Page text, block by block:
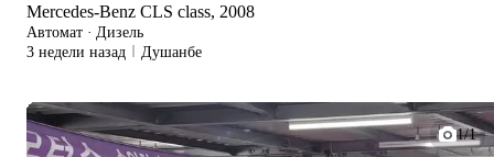
Mercedes-Benz CLS class, 2008
Автомат · Дизель
3 недели назад
Душанбе
1/1